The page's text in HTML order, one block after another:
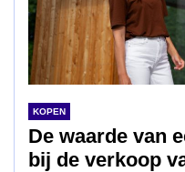
KOPEN
De waarde van
bij de verkoop